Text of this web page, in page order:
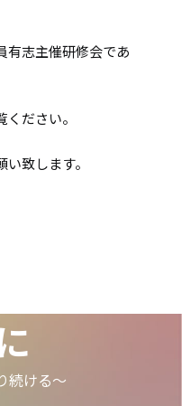
有志主催研修会であ
ください。
い致します。
続ける〜